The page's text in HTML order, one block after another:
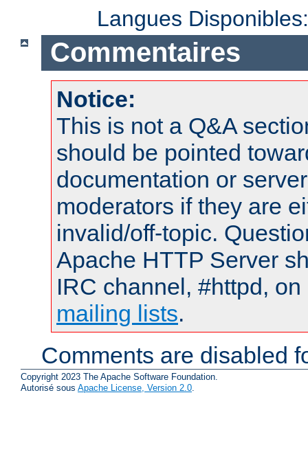
Langues
Commentaires
Notice:
This is not a Q&A
should be pointed
documentation or
moderators if they are
invalid/off-topic.
Apache HTTP Server
IRC channel, #httpd,
mailing lists.
Comments are disabled
Copyright 2023 The Apache Software Foundation.
Autorisé sous Apache License, Version 2.0